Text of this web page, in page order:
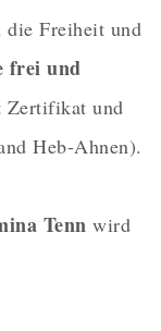
die Freiheit und
frei und
Zertifikat und
Heb-Ahnen).
Tenn wird